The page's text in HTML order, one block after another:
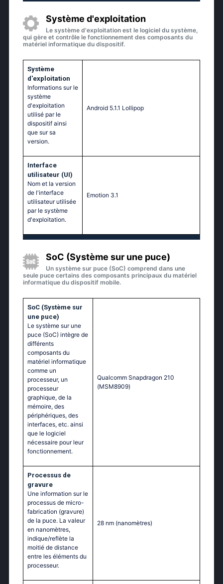
Système d'exploitation
Le système d'exploitation est le logiciel du système,
qui gère et contrôle le fonctionnement des composants du
matériel informatique du dispositif.
Système
d'exploitation
Informations sur le
système
d'exploitation
utilisé par le
dispositif ainsi
que sur sa
version.
Аndrоid 5.1.1 Lоlliрор
Interface
utilisateur (UI)
Nom et la version
de l'interface
utilisateur utilisée
par le système
d'exploitation.
Emotion 3.1
SoC (Système sur une puce)
Un système sur puce (SoC) comprend dans une
seule puce certains des composants principaux du matériel
informatique du dispositif mobile.
SoC (Système sur
une puce)
Le système sur une
puce (SoC) intègre de
différents
composants du
matériel informatique
comme un
processeur, un
processeur
graphique, de la
mémoire, des
périphériques, des
interfaces, etc. ainsi
que le logiciel
nécessaire pour leur
fonctionnement.
Quаlсоmm Snарdrаgоn 210
(МSМ8909)
Processus de
gravure
Une information sur le
processus de micro-
fabrication (gravure)
de la puce. La valeur
en nanomètres,
indique/reflète la
moitié de distance
entre les éléments du
processeur.
28 nm (nanomètres)